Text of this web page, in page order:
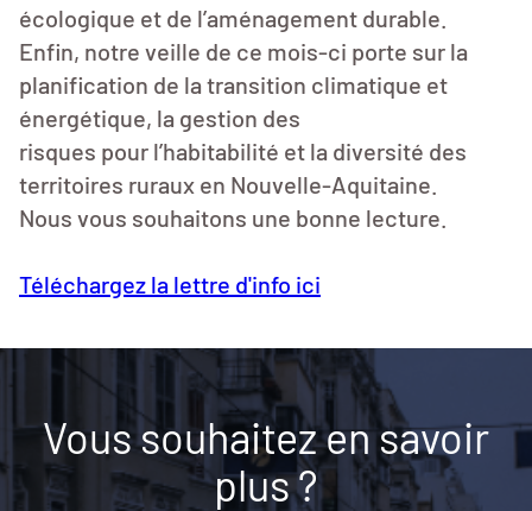
écologique et de l’aménagement durable.
Enfin, notre veille de ce mois-ci porte sur la
planification de la transition climatique et
énergétique, la gestion des
risques pour l’habitabilité et la diversité des
territoires ruraux en Nouvelle-Aquitaine.
Nous vous souhaitons une bonne lecture.
Téléchargez la lettre d'info ici
Vous souhaitez en savoir
plus ?